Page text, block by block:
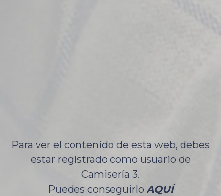
Para ver el contenido de esta web, debes
estar registrado como usuario de
Camisería 3.
Puedes conseguirlo AQUÍ